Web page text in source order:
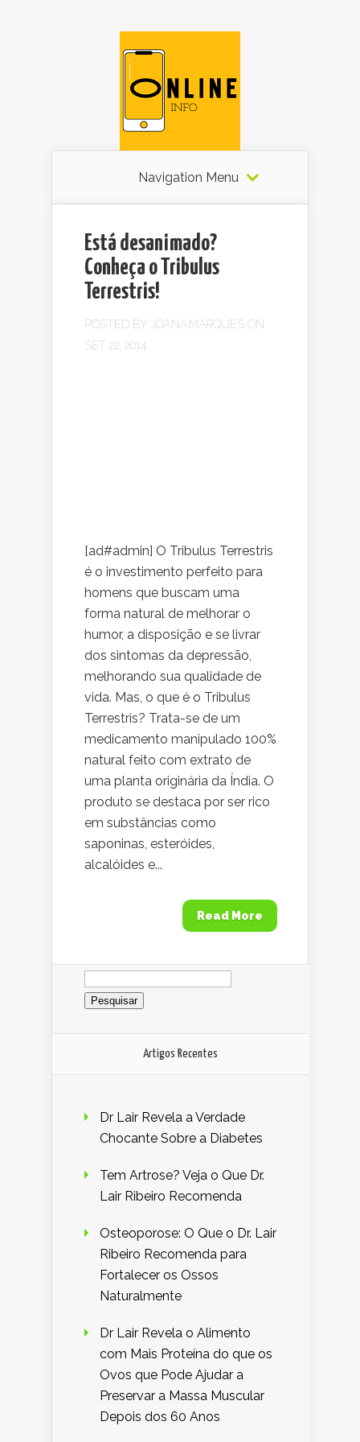
Navigation Menu
Está desanimado?
Conheça o Tribulus
Terrestris!
POSTED BY JOANA.MARQUES ON
SET 22, 2014
[ad#admin] O Tribulus Terrestris
é o investimento perfeito para
homens que buscam uma
forma natural de melhorar o
humor, a disposição e se livrar
dos sintomas da depressão,
melhorando sua qualidade de
vida. Mas, o que é o Tribulus
Terrestris? Trata-se de um
medicamento manipulado 100%
natural feito com extrato de
uma planta originária da Índia. O
produto se destaca por ser rico
em substâncias como
saponinas, esteróides,
alcalóides e...
Read More
Pesquisar
por:
Artigos Recentes
Dr Lair Revela a Verdade
Chocante Sobre a Diabetes
Tem Artrose? Veja o Que Dr.
Lair Ribeiro Recomenda
Osteoporose: O Que o Dr. Lair
Ribeiro Recomenda para
Fortalecer os Ossos
Naturalmente
Dr Lair Revela o Alimento
com Mais Proteína do que os
Ovos que Pode Ajudar a
Preservar a Massa Muscular
Depois dos 60 Anos